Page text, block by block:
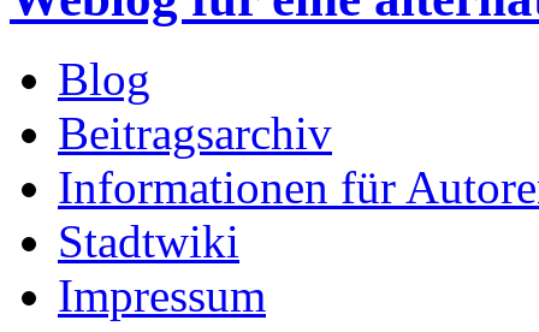
Blog
Beitragsarchiv
Informationen für
Stadtwiki
Impressum